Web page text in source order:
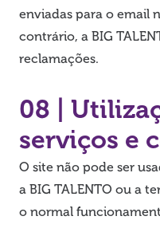
enviadas para o email
contrário, a BIG
reclamações.
08 |
serviços e
O site não pode ser
a BIG TALENTO ou a
o normal